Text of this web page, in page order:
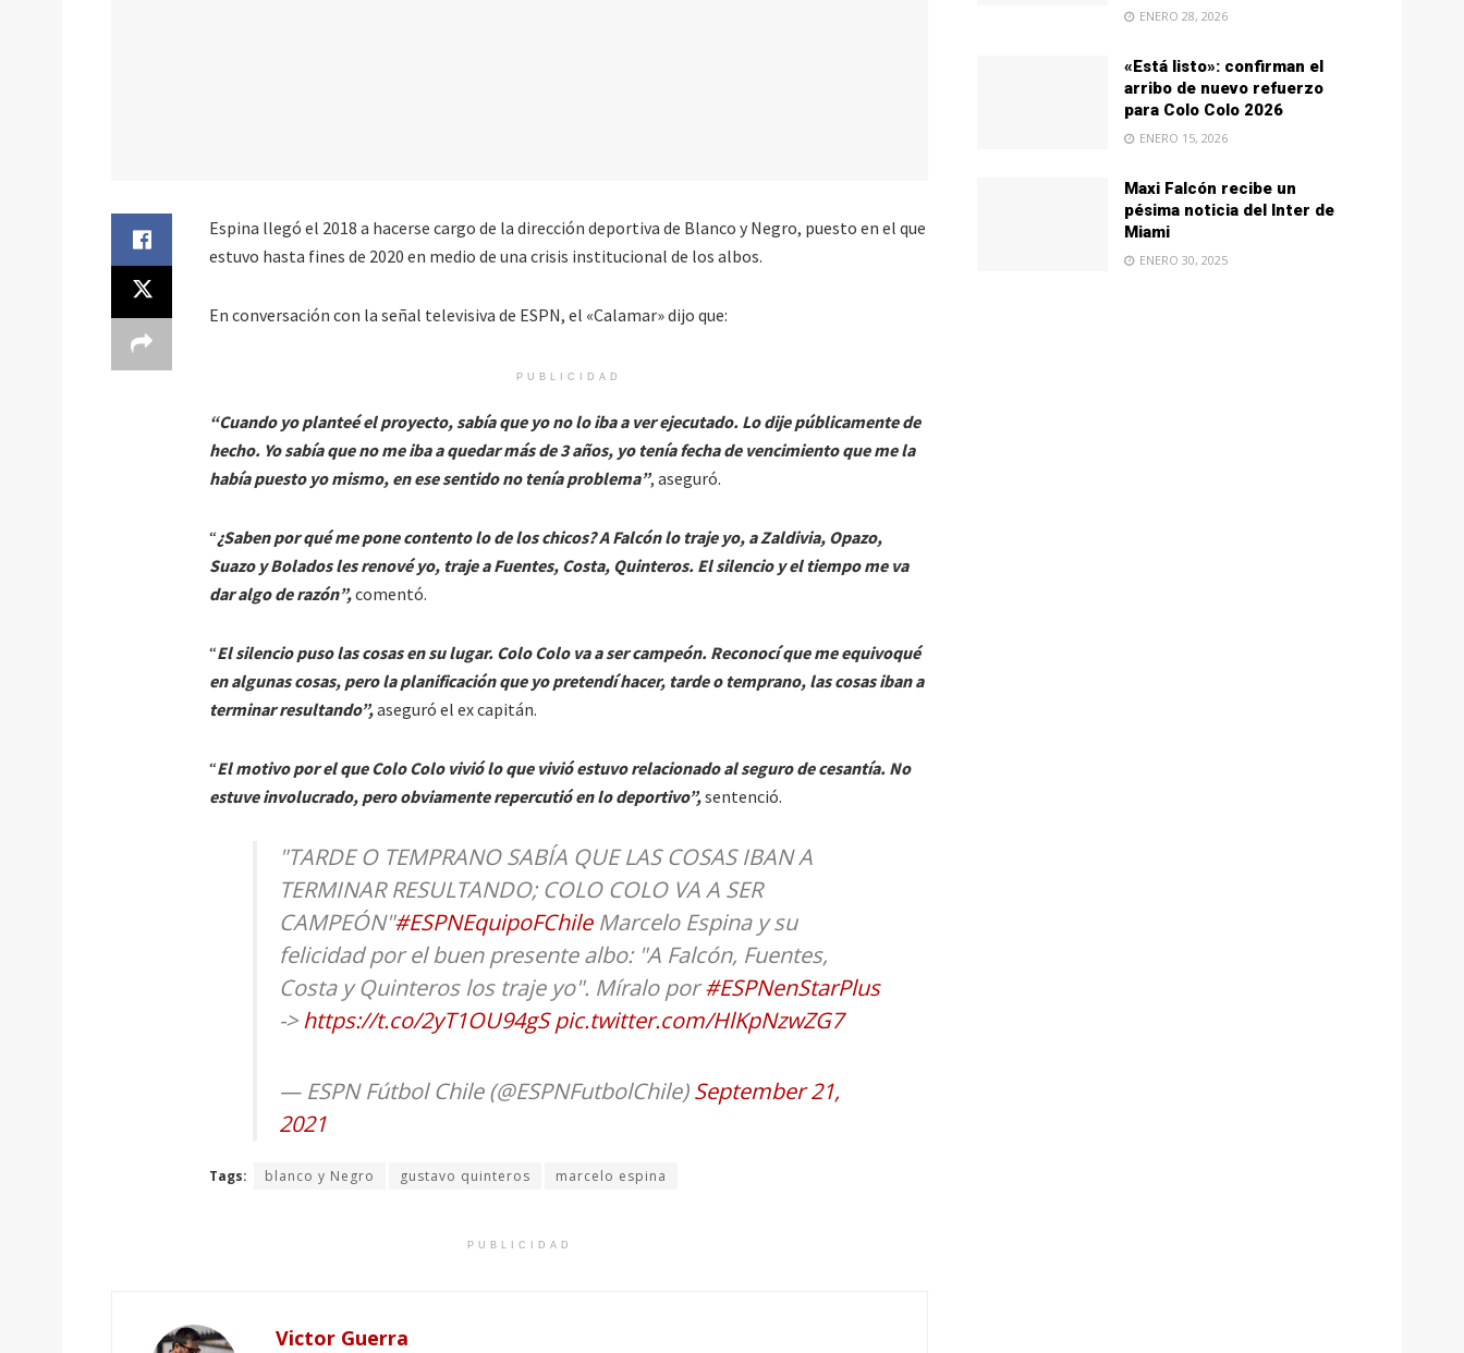
Espina llegó el 2018 a hacerse cargo de la dirección deportiva de Blanco y Negro, puesto en el que
estuvo hasta fines de 2020 en medio de una crisis institucional de los albos.
En conversación con la señal televisiva de ESPN, el «Calamar» dijo que:
PUBLICIDAD
“Cuando yo planteé el proyecto, sabía que yo no lo iba a ver ejecutado. Lo dije públicamente de
hecho. Yo sabía que no me iba a quedar más de 3 años, yo tenía fecha de vencimiento que me la
había puesto yo mismo, en ese sentido no tenía problema”, aseguró.
“¿Saben por qué me pone contento lo de los chicos? A Falcón lo traje yo, a Zaldivia, Opazo,
Suazo y Bolados les renové yo, traje a Fuentes, Costa, Quinteros. El silencio y el tiempo me va
dar algo de razón”,comentó.
“El silencio puso las cosas en su lugar. Colo Colo va a ser campeón. Reconocí que me equivoqué
en algunas cosas, pero la planificación que yo pretendí hacer, tarde o temprano, las cosas iban a
terminar resultando”,aseguró el ex capitán.
“El motivo por el que Colo Colo vivió lo que vivió estuvo relacionado al seguro de cesantía. No
estuve involucrado, pero obviamente repercutió en lo deportivo”,sentenció.
"TARDE O TEMPRANO SABÍA QUE LAS COSAS IBAN A
TERMINAR RESULTANDO; COLO COLO VA A SER
CAMPEÓN"#ESPNEquipoFChileMarcelo Espina y su
felicidad por el buen presente albo: "A Falcón, Fuentes,
Costa y Quinteros los traje yo". Míralo por#ESPNenStarPlus
->https://t.co/2yT1OU94gS pic.twitter.com/HlKpNzwZG7
— ESPN Fútbol Chile (@ESPNFutbolChile)September 21,
2021
Tags: blanco y Negro gustavo quinteros marcelo espina
PUBLICIDAD
Victor Guerra
ENERO 28, 2026
«Está listo»: confirman el
arribo de nuevo refuerzo
para Colo Colo 2026
ENERO 15, 2026
Maxi Falcón recibe un
pésima noticia del Inter de
Miami
ENERO 30, 2025